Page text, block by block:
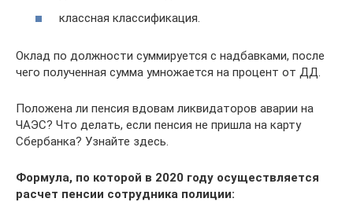
классная классификация.
Оклад по должности суммируется с надбавками, после
чего полученная сумма умножается на процент от ДД.
Положена ли пенсия вдовам ликвидаторов аварии на
ЧАЭС? Что делать, если пенсия не пришла на карту
Сбербанка? Узнайте здесь.
Формула, по которой в 2020 году осуществляется
расчет пенсии сотрудника полиции: